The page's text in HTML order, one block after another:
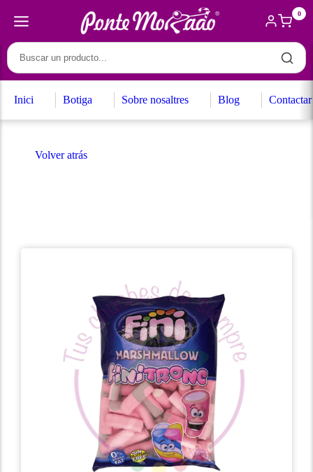
0
Inici Botiga Sobre nosaltres Blog Contactar
Volver atrás